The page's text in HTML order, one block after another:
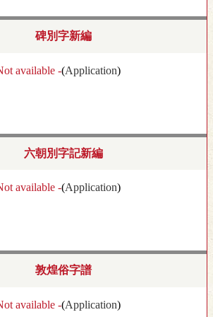
碑別字新編
available -(Application)
六朝別字記新編
available -(Application)
敦煌俗字譜
available -(Application)